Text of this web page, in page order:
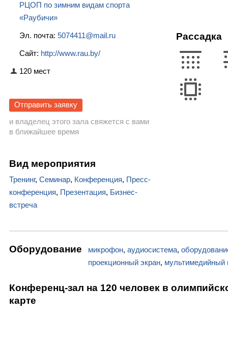
РЦОП по зимним видам спорта
«Раубичи»
Эл. почта: 5074411@mail.ru
Сайт: http://www.rau.by/
120 мест
Отправить заявку
и владелец этого зала свяжется с вами
в ближайшее время
Вид мероприятия
Тренинг, Семинар, Конференция, Пресс-
конференция, Презентация, Бизнес-
встреча
Рассадка
Оборудование микрофон, аудиосистема,
проекционный экран, мультимедийный
Конференц-зал на 120 человек в
карте